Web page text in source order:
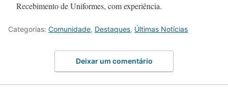
Recebimento de Uniformes, com experiência.
Categorias: Comunidade, Destaques, Últimas Notícias
Deixar um comentário